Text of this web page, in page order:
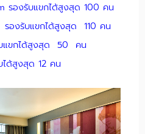
รองรับแขกได้สูงสุด 100 คน
รองรับแขกได้สูงสุด 110 คน
แขกได้สูงสุด 50 คน
ด้สูงสุด 12 คน